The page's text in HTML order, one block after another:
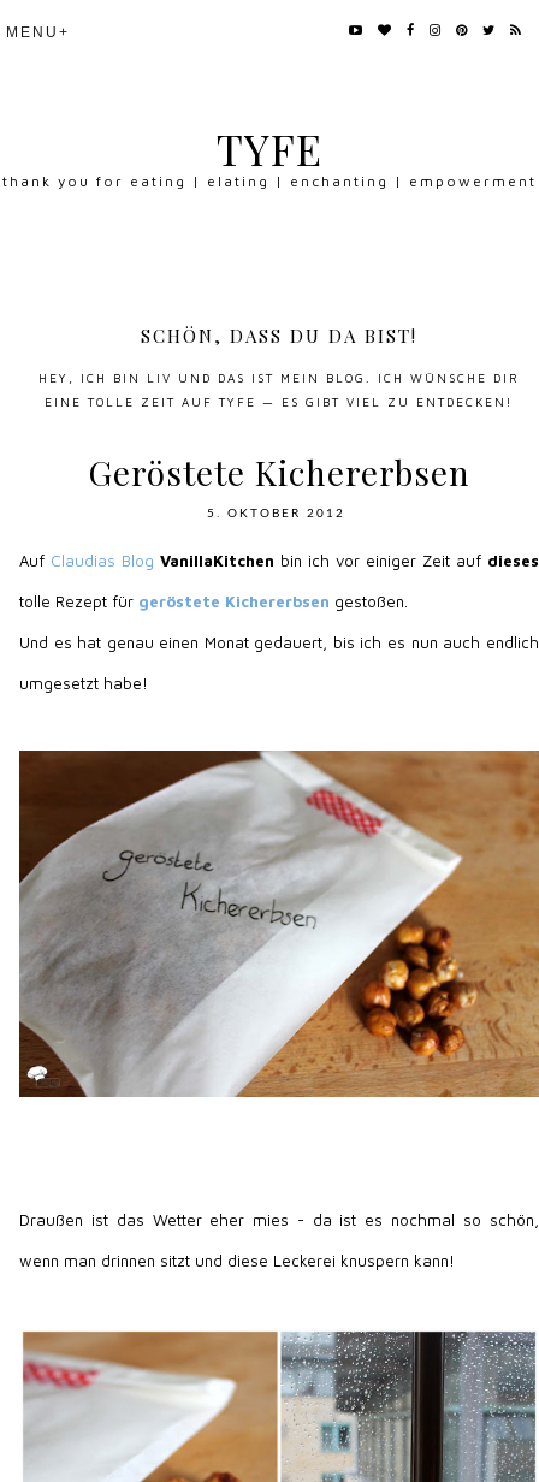
TYFE
thank you for eating | elating | enchanting | empowerment
SCHÖN, DASS DU DA BIST!
HEY, ICH BIN LIV UND DAS IST MEIN BLOG. ICH WÜNSCHE DIR
EINE TOLLE ZEIT AUF TYFE — ES GIBT VIEL ZU ENTDECKEN!
Geröstete Kichererbsen
5. OKTOBER 2012
Auf Claudias Blog VanillaKitchen bin ich vor einiger Zeit auf dieses
tolle Rezept für geröstete Kichererbsen gestoßen.
Und es hat genau einen Monat gedauert, bis ich es nun auch endlich
umgesetzt habe!
Draußen ist das Wetter eher mies - da ist es nochmal so schön,
wenn man drinnen sitzt und diese Leckerei knuspern kann!